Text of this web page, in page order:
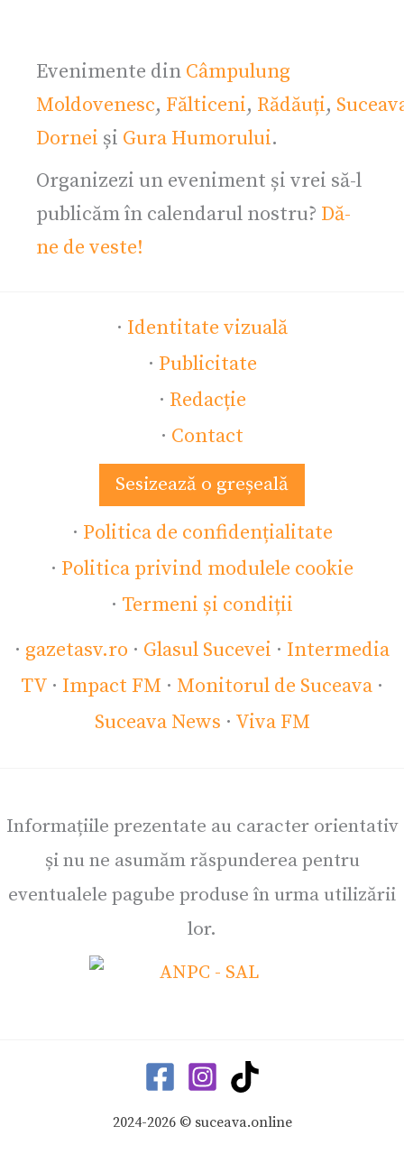
Evenimente din Câmpulung
Moldovenesc, Fălticeni, Rădăuți,
Dornei și Gura Humorului.
Organizezi un eveniment și vrei să-l
publicăm în calendarul nostru? Dă-
ne de veste!
· Identitate vizuală
· Publicitate
· Redacție
· Contact
Sesizează o greșeală
· Politica de confidențialitate
· Politica privind modulele cookie
· Termeni și condiții
· gazetasv.ro · Glasul Sucevei · Intermedia
TV · Impact FM · Monitorul de Suceava ·
Suceava News · Viva FM
Informațiile prezentate au caracter orientativ
și nu ne asumăm răspunderea pentru
eventualele pagube produse în urma utilizării
lor.
2024-2026 © suceava.online